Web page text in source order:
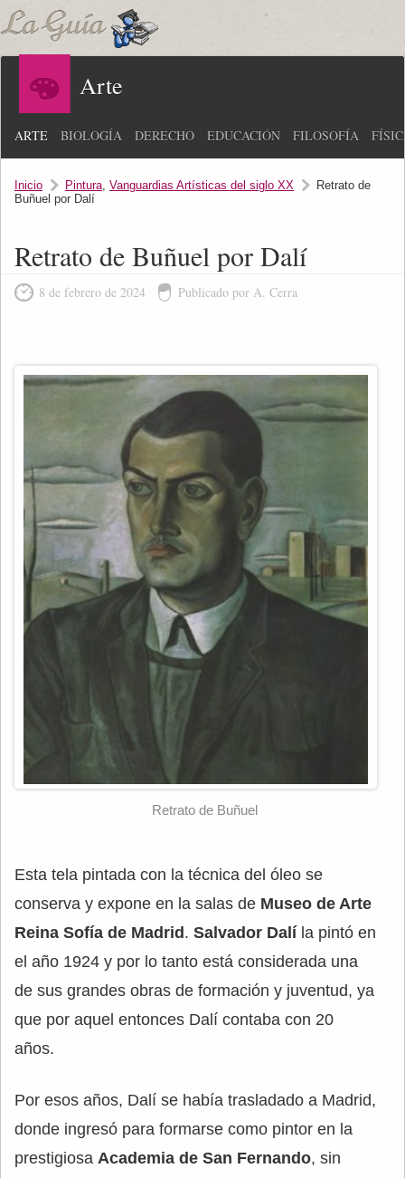
Arte
ARTE BIOLOGÍA DERECHO EDUCACIÓN FILOSOFÍA
Inicio Pintura, Vanguardias Artísticas del siglo XX
Retrato de
Buñuel por Dalí
Retrato de Buñuel por Dalí
8 de febrero de 2024 Publicado por A. Cerra
Retrato de Buñuel
Esta tela pintada con la técnica del óleo se
conserva y expone en la salas de Museo de Arte
Reina Sofía de Madrid. Salvador Dalíla pintó en
el año 1924 y por lo tanto está considerada una
de sus grandes obras de formación y juventud, ya
que por aquel entonces Dalí contaba con 20
años.
Por esos años, Dalí se había trasladado a Madrid,
donde ingresó para formarse como pintor en la
prestigiosa Academia de San Fernando, sin